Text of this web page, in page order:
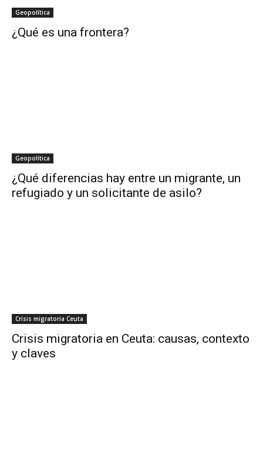
Geopolítica
¿Qué es una frontera?
Geopolítica
¿Qué diferencias hay entre un migrante, un
refugiado y un solicitante de asilo?
Crisis migratoria Ceuta
Crisis migratoria en Ceuta: causas, contexto
y claves